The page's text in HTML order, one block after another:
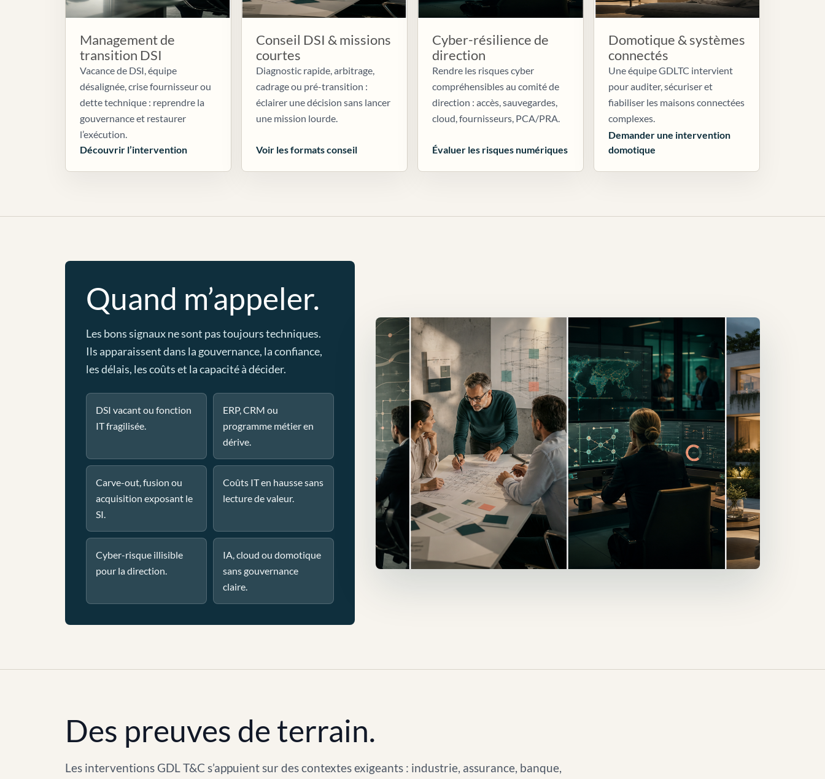
Management de
transition DSI
Vacance de DSI, équipe
désalignée, crise fournisseur ou
dette technique : reprendre la
gouvernance et restaurer
l’exécution.
Découvrir l’intervention
Conseil DSI & missions
courtes
Diagnostic rapide, arbitrage,
cadrage ou pré-transition :
éclairer une décision sans lancer
une mission lourde.
Voir les formats conseil
Cyber-résilience de
direction
Rendre les risques cyber
compréhensibles au comité de
direction : accès, sauvegardes,
cloud, fournisseurs, PCA/PRA.
Évaluer les risques numériques
Domotique & systèmes
connectés
Une équipe GDLTC intervient
pour auditer, sécuriser et
fiabiliser les maisons connectées
complexes.
Demander une intervention
domotique
Quand m’appeler.
Les bons signaux ne sont pas toujours techniques.
Ils apparaissent dans la gouvernance, la confiance,
les délais, les coûts et la capacité à décider.
DSI vacant ou fonction
IT fragilisée.
ERP, CRM ou
programme métier en
dérive.
Carve-out, fusion ou
acquisition exposant le
SI.
Coûts IT en hausse sans
lecture de valeur.
Cyber-risque illisible
pour la direction.
IA, cloud ou domotique
sans gouvernance
claire.
Des preuves de terrain.
Les interventions GDL T&C s’appuient sur des contextes exigeants : industrie, assurance, banque,